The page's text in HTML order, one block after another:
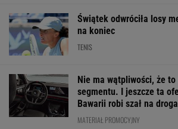
Świątek odwróciła losy
na koniec
TENIS
Nie ma wątpliwości, że to
segmentu. I jeszcze ta
Bawarii robi szał na
MATERIAŁ PROMOCYJNY